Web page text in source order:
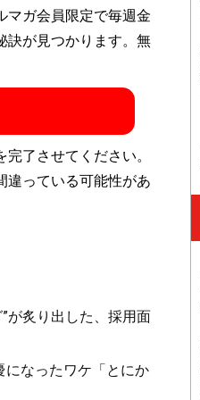
マガ会員限定で毎週金
訣が見つかります。無
了させてください。
違っている可能性があ
が炙り出した、採用面
なったワケ「とにか